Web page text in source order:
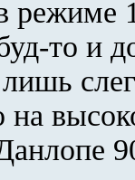
то и
на